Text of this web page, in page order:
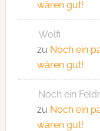
wären gut!
Wolfi
zu Noch ein
wären gut!
Noch ein
zu Noch ein
wären gut!